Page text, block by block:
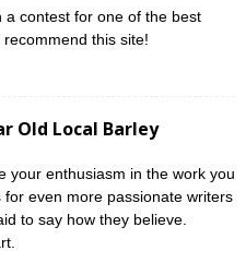
a contest for one of the best
this site!
Old Local Barley
your enthusiasm in the work you
even more passionate writers
to say how they believe.